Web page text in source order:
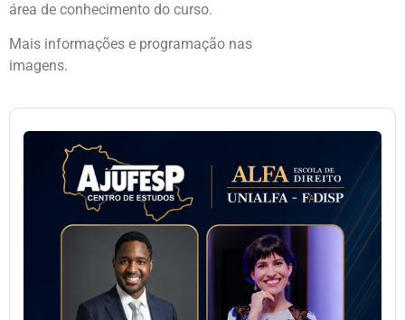
área de conhecimento do curso.
Mais informações e programação nas
imagens.